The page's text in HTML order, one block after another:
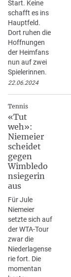
Start. Keine
schafft es ins
Hauptfeld.
Dort ruhen die
Hoffnungen
der Heimfans
nun auf zwei
Spielerinnen.
22.06.2024
Tennis
«Tut
weh»:
Niemeier
scheidet
gegen
Wimbledo
nsiegerin
aus
Für Jule
Niemeier
setzte sich auf
der WTA-Tour
zwar die
Niederlagense
rie fort. Die
momentan